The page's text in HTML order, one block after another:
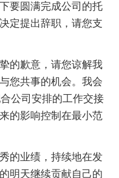
要圆满完成公司的托
定提出辞职，请您支
的歉意，请您谅解我
您共事的机会。我会
公司安排的工作交接
的影响控制在最小范
的业绩，持续地在发
明天继续贡献自己的